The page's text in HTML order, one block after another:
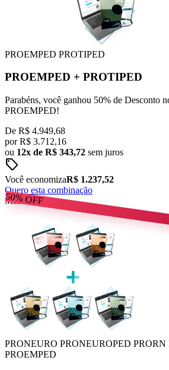
PROEMPED PROTIPED
PROEMPED + PROTIPED
Parabéns, você ganhou 50% de Desconto
PROEMPED!
De R$ 4.949,68
por R$ 3.712,16
ou 12x de R$ 343,72 sem juros
sell
Você economizaR$ 1.237,52
Quero esta combinação
Melhor Preço
50%OFF
PRONEURO PRONEUROPED PRORN
PROEMPED